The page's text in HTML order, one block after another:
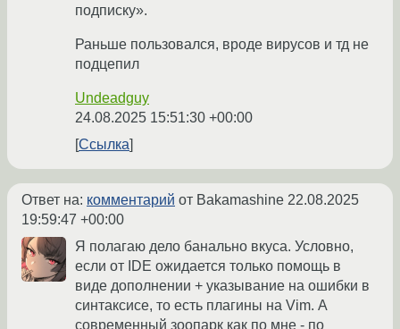
подписку».
Раньше пользовался, вроде вирусов и тд не
подцепил
Undeadguy
24.08.2025 15:51:30 +00:00
Ссылка
Ответ на: комментарий от Bakamashine 22.08.2025
19:59:47 +00:00
Я полагаю дело банально вкуса. Условно,
если от IDE ожидается только помощь в
виде дополнении + указывание на ошибки в
синтаксисе, то есть плагины на Vim. А
современный зоопарк как по мне - по